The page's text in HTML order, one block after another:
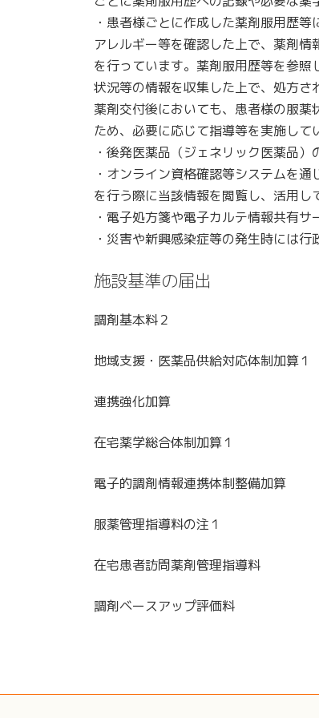
・患者様ごとに作成した薬剤服用歴
アレルギー等を確認した上で、薬剤
を行っています。薬剤服用歴等を参
状況等の情報を収集した上で、処方さ
薬剤交付後においても、患者様の服
ため、必要に応じて指導等を実施して
・後発医薬品（ジェネリック医薬品）
・オンライン資格確認等システムを
を行う際に当該情報を閲覧し、活用し
・電子処方箋や電子カルテ情報共有
・災害や新興感染症等の発生時には
施設基準の届出
調剤基本料２
地域支援・医薬品供給対応体制加算１
連携強化加算
在宅薬学総合体制加算１
電子的調剤情報連携体制整備加算
服薬管理指導料の注１
在宅患者訪問薬剤管理指導料
調剤ベースアップ評価料